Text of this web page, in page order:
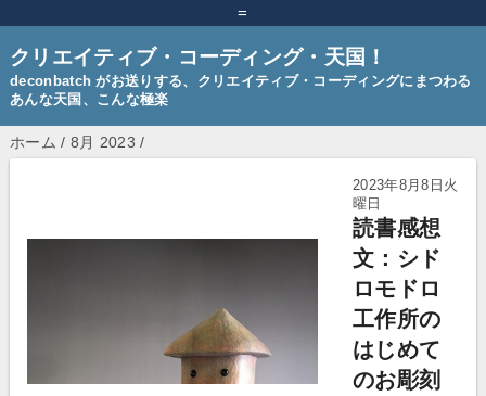
=
クリエイティブ・コーディング・天国！
deconbatch がお送りする、クリエイティブ・コーディングにまつわる
あんな天国、こんな極楽
ホーム / 8月 2023 /
2023年8月8日火
曜日
読書感想
文：シド
ロモドロ
工作所の
はじめて
のお彫刻